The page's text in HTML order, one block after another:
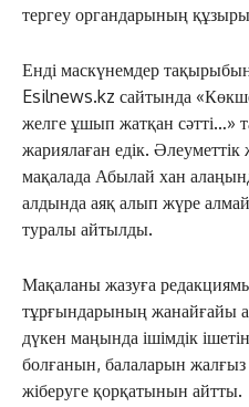
тергеу органдарының
Енді маскүнемдер
Esilnews.kz сайтында
желге ұшып жатқан сәтті…»
жариялаған едік. Әлеуметтік
мақалада Абылай хан
алдында аяқ алып жүре
туралы айтылды.
Мақаланы жазуға
тұрғындарының жанайғайы
дүкен маңында ішімдік
болғанын, балаларын
жіберуге қорқатынын айтты.